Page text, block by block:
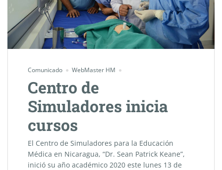
Comunicado WebMaster HM
Centro de
Simuladores inicia
cursos
El Centro de Simuladores para la Educación
Médica en Nicaragua, “Dr. Sean Patrick Keane”,
inició su año académico 2020 este lunes 13 de